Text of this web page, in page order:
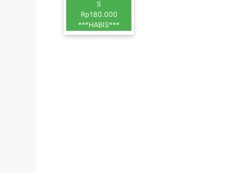
S
Rp180.000
***HABIS***